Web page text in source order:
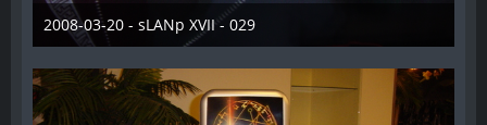
2008-03-20 - sLANp XVII - 029
28. Dezember 2012